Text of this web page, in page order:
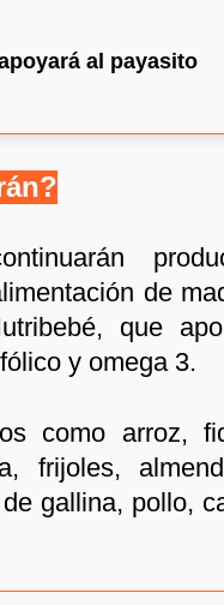
al payasito
de
que
y omega 3.
como arroz,
frijoles,
gallina, pollo,